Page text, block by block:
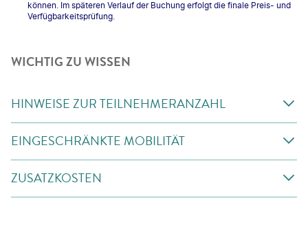
können. Im späteren Verlauf der Buchung erfolgt die finale Preis- und
Verfügbarkeitsprüfung.
WICHTIG ZU WISSEN
HINWEISE ZUR TEILNEHMERANZAHL
EINGESCHRÄNKTE MOBILITÄT
ZUSATZKOSTEN